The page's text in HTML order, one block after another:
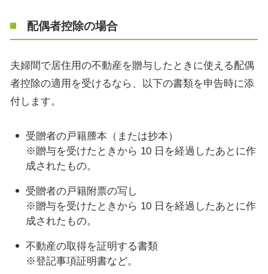
配偶者控除の場合
夫婦間で居住用の不動産を贈与したときに使える配偶
者控除の適用を受けるなら、以下の書類を申告時に添
付します。
受贈者の戸籍謄本（または抄本）
※贈与を受けたときから 10 日を経過したあとに作
成されたもの。
受贈者の戸籍附票の写し
※贈与を受けたときから 10 日を経過したあとに作
成されたもの。
不動産の取得を証明する書類
※登記事項証明書など。